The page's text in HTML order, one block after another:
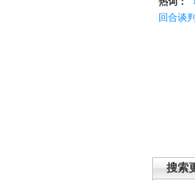
回合谈判
搜索